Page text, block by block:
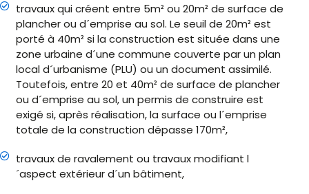
travaux qui créent entre 5m² ou 20m² de surface de
plancher ou d´emprise au sol. Le seuil de 20m² est
porté à 40m² si la construction est située dans une
zone urbaine d´une commune couverte par un plan
local d´urbanisme (PLU) ou un document assimilé.
Toutefois, entre 20 et 40m² de surface de plancher
ou d´emprise au sol, un permis de construire est
exigé si, après réalisation, la surface ou l´emprise
totale de la construction dépasse 170m²,
travaux de ravalement ou travaux modifiant l
´aspect extérieur d´un bâtiment,